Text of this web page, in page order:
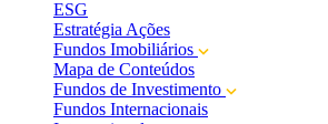
ESG
Estratégia Ações
Fundos Imobiliários
Mapa de Conteúdos
Fundos de Investimento
Fundos Internacionais